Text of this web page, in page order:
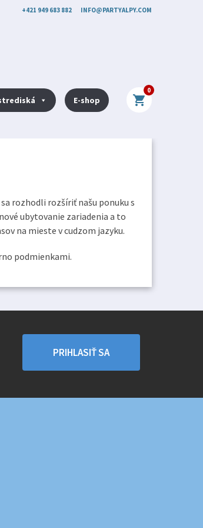
+421 949 683 882 INFO@PARTYALPY.COM
E-shop shopping_cart
0
rozhodli rozšíriť našu ponuku s
ubytovanie zariadenia a to
na mieste v cudzom jazyku.
podmienkami.
PRIHLASIŤ SA